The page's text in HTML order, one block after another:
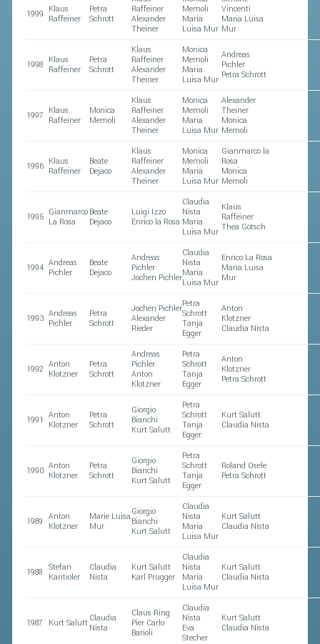
1999 Klaus
Raffeiner
Petra
Schrott
Raffeiner
Alexander
Theiner
Memoli
Maria
Luisa Mur
Vincenti
Maria Luisa
Mur
1998 Klaus
Raffeiner
Petra
Schrott
Klaus
Raffeiner
Alexander
Theiner
Monica
Memoli
Maria
Luisa Mur
Andreas
Pichler
Petra Schrott
1997 Klaus
Raffeiner
Monica
Memoli
Klaus
Raffeiner
Alexander
Theiner
Monica
Memoli
Maria
Luisa Mur
Alexander
Theiner
Monica
Memoli
1996 Klaus
Raffeiner
Beate
Dejaco
Klaus
Raffeiner
Alexander
Theiner
Monica
Memoli
Maria
Luisa Mur
Gianmarco la
Rosa
Monica
Memoli
1995 Gianmarco
La Rosa
Beate
Dejaco
Luigi Izzo
Enrico la Rosa
Claudia
Nista
Maria
Luisa Mur
Klaus
Raffeiner
Thea Gotsch
1994 Andreas
Pichler
Beate
Dejaco
Andreas
Pichler
Jochen Pichler
Claudia
Nista
Maria
Luisa Mur
Enrico La Rosa
Maria Luisa
Mur
1993 Andreas
Pichler
Petra
Schrott
Jochen Pichler
Alexander
Rieder
Petra
Schrott
Tanja
Egger
Anton
Klotzner
Claudia Nista
1992 Anton
Klotzner
Petra
Schrott
Andreas
Pichler
Anton
Klotzner
Petra
Schrott
Tanja
Egger
Anton
Klotzner
Petra Schrott
1991 Anton
Klotzner
Petra
Schrott
Giorgio
Bianchi
Kurt Salutt
Petra
Schrott
Tanja
Egger
Kurt Salutt
Claudia Nista
1990 Anton
Klotzner
Petra
Schrott
Giorgio
Bianchi
Kurt Salutt
Petra
Schrott
Tanja
Egger
Roland Osele
Petra Schrott
1989 Anton
Klotzner
Marie Luisa
Mur
Giorgio
Bianchi
Kurt Salutt
Claudia
Nista
Maria
Luisa Mur
Kurt Salutt
Claudia Nista
1988 Stefan
Kantioler
Claudia
Nista
Kurt Salutt
Karl Prugger
Claudia
Nista
Maria
Luisa Mur
Kurt Salutt
Claudia Nista
1987 Kurt Salutt Claudia
Nista
Claus Ring
Pier Carlo
Barioli
Claudia
Nista
Eva
Stecher
Kurt Salutt
Claudia Nista